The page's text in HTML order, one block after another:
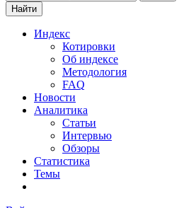
Найти
Индекс
Котировки
Об индексе
Методология
FAQ
Новости
Аналитика
Статьи
Интервью
Обзоры
Статистика
Темы